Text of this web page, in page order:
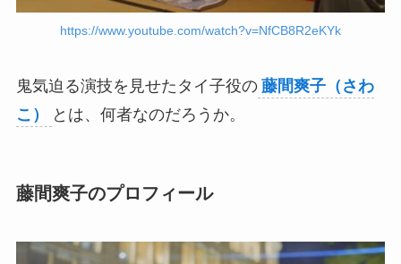
https://www.youtube.com/watch?v=NfCB8R2eKYk
鬼気迫る演技を見せたタイ子役の 藤間爽子（さわ
こ）
とは、何者なのだろうか。
藤間爽子のプロフィール